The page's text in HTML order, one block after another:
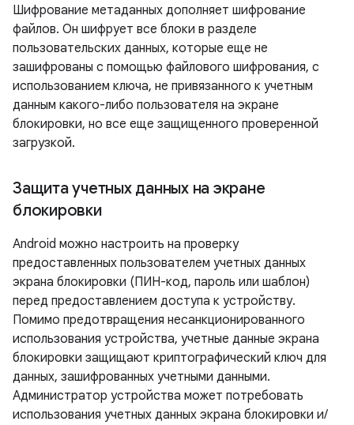
Шифрование метаданных дополняет шифрование
файлов. Он шифрует все блоки в разделе
пользовательских данных, которые еще не
зашифрованы с помощью файлового шифрования, с
использованием ключа, не привязанного к учетным
данным какого-либо пользователя на экране
блокировки, но все еще защищенного проверенной
загрузкой.
Защита учетных данных на экране
блокировки
Android можно настроить на проверку
предоставленных пользователем учетных данных
экрана блокировки (ПИН-код, пароль или шаблон)
перед предоставлением доступа к устройству.
Помимо предотвращения несанкционированного
использования устройства, учетные данные экрана
блокировки защищают криптографический ключ для
данных, зашифрованных учетными данными.
Администратор устройства может потребовать
использования учетных данных экрана блокировки и/